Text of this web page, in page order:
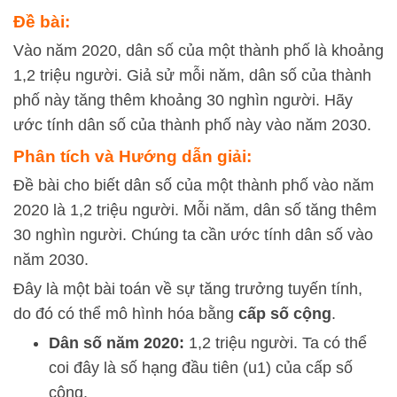
Đề bài:
Vào năm 2020, dân số của một thành phố là khoảng
1,2 triệu người. Giả sử mỗi năm, dân số của thành
phố này tăng thêm khoảng 30 nghìn người. Hãy
ước tính dân số của thành phố này vào năm 2030.
Phân tích và Hướng dẫn giải:
Đề bài cho biết dân số của một thành phố vào năm
2020 là 1,2 triệu người. Mỗi năm, dân số tăng thêm
30 nghìn người. Chúng ta cần ước tính dân số vào
năm 2030.
Đây là một bài toán về sự tăng trưởng tuyến tính,
do đó có thể mô hình hóa bằng cấp số cộng.
Dân số năm 2020: 1,2 triệu người. Ta có thể
coi đây là số hạng đầu tiên (u1) của cấp số
cộng.